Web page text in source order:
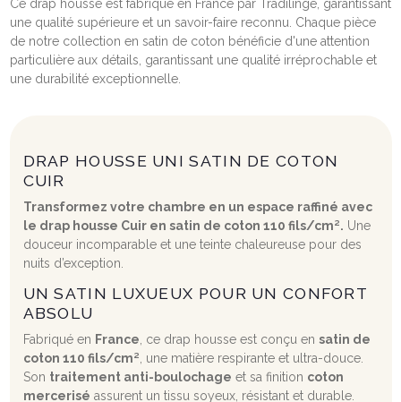
Ce drap housse est fabriqué en France par Tradilinge, garantissant
une qualité supérieure et un savoir-faire reconnu. Chaque pièce
de notre collection en satin de coton bénéficie d'une attention
particulière aux détails, garantissant une qualité irréprochable et
une durabilité exceptionnelle.
DRAP HOUSSE UNI SATIN DE COTON
CUIR
Transformez votre chambre en un espace raffiné avec
le drap housse Cuir en satin de coton 110 fils/cm². Une
douceur incomparable et une teinte chaleureuse pour des
nuits d’exception.
UN SATIN LUXUEUX POUR UN CONFORT
ABSOLU
Fabriqué en France , ce drap housse est conçu en satin de
coton 110 fils/cm² , une matière respirante et ultra-douce.
Son traitement anti-boulochage et sa finition coton
mercerisé assurent un tissu soyeux, résistant et durable.